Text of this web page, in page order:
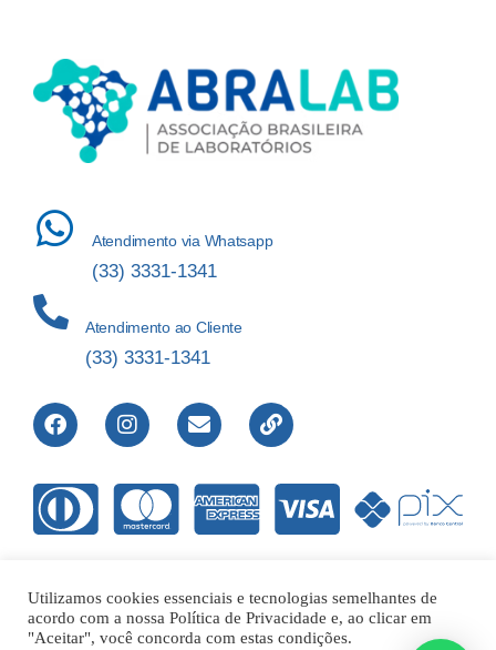
Atendimento via Whatsapp
(33) 3331-1341
Atendimento ao Cliente
(33) 3331-1341
Direitos Reservados © 2012-2022 Laboratório de Análises Apolo
Utilizamos cookies essenciais e tecnologias semelhantes de
acordo com a nossa Política de Privacidade e, ao clicar em
"Aceitar", você concorda com estas condições.